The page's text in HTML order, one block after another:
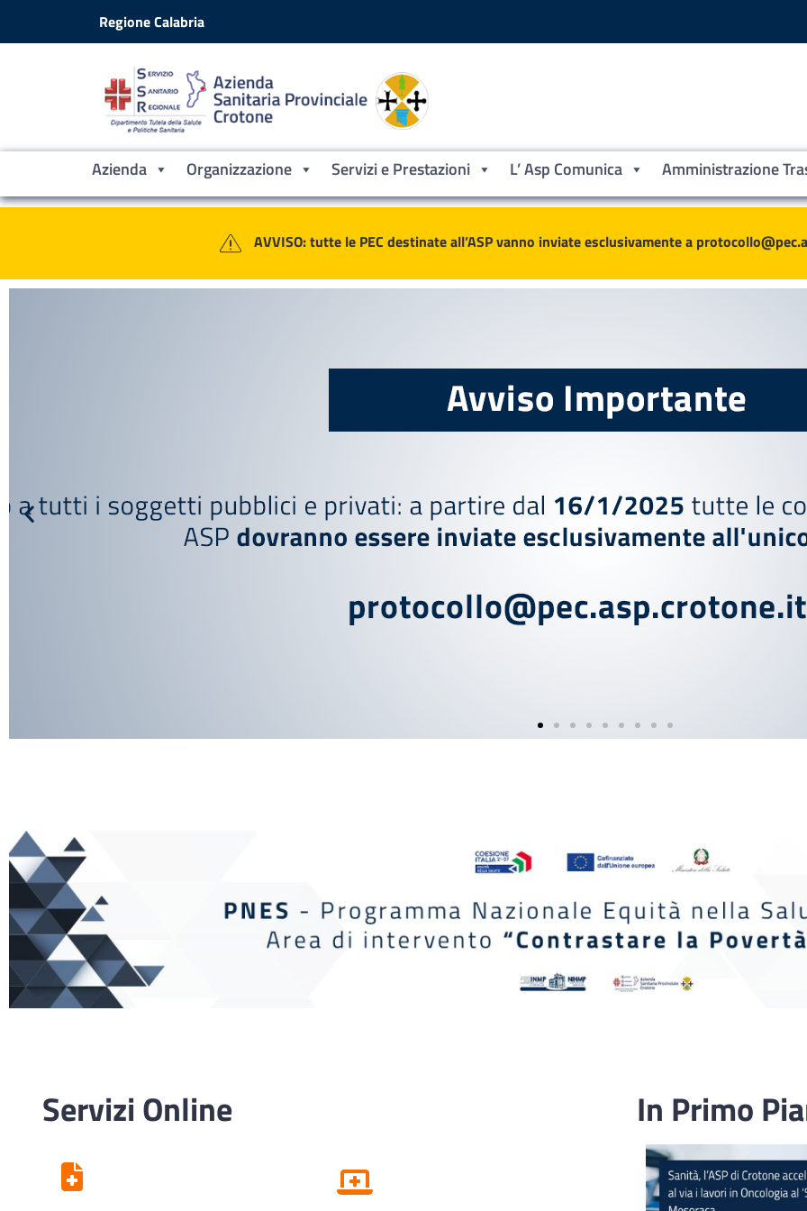
Vai ai contenutiRegione Calabria
Azienda Organizzazione Servizi e Prestazioni L’ Asp Comunica Amministrazione
Azienda Sanitaria Provinciale Crotone
Contenuti in evidenzaAVVISO: tutte le PEC destinate all’ASP vanno inviate esclusivamente a
Servizi Online In Primo